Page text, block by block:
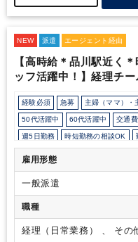
NEW 派遣 エージェント経由
【高時給＊品川駅近く
ッフ活躍中！】経理チ
経験必須 急募 主婦（ママ）・
50代活躍中 60代活躍中 交通
週5日勤務 時短勤務の相談OK
時短OK 1日7時間未満勤務OK
オフィスカジュアルOK
外国人がいるグローバルなオフィス
社内システム等のOJT 業務手順
土日祝休み 英語力不要 SAP
雇用形態
一般派遣
職種
経理（日